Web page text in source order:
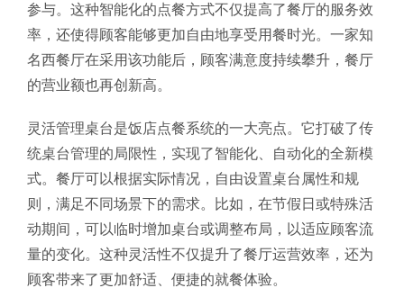
参与。这种智能化的点餐方式不仅提高了餐厅的服务效
率，还使得顾客能够更加自由地享受用餐时光。一家知
名西餐厅在采用该功能后，顾客满意度持续攀升，餐厅
的营业额也再创新高。
灵活管理桌台是饭店点餐系统的一大亮点。它打破了传
统桌台管理的局限性，实现了智能化、自动化的全新模
式。餐厅可以根据实际情况，自由设置桌台属性和规
则，满足不同场景下的需求。比如，在节假日或特殊活
动期间，可以临时增加桌台或调整布局，以适应顾客流
量的变化。这种灵活性不仅提升了餐厅运营效率，还为
顾客带来了更加舒适、便捷的就餐体验。